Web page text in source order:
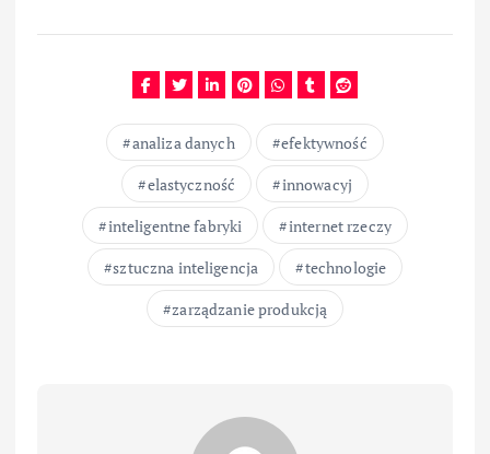
analiza danych
efektywność
elastyczność
innowacyj
inteligentne fabryki
internet rzeczy
sztuczna inteligencja
technologie
zarządzanie produkcją